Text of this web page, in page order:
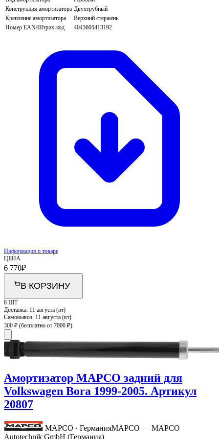
Конструкция амортизатора Двухтрубный
Крепление амортизатора
Верхний стержень
Номер EAN/Штрих-код
4043605413192
Информация о товаре
ЦЕНА
6 770₽
В КОРЗИНУ
8 ШТ
Доставка: 11 августа (вт)
Самовывоз: 11 августа (вт)
300 ₽ (бесплатно от 7000 ₽)
Амортизатор MAPCO задний для
Volkswagen Bora 1999-2005. Артикул
20807
MAPCO · ГерманияMAPCO — MAPCO
Autotechnik GmbH (Германия)